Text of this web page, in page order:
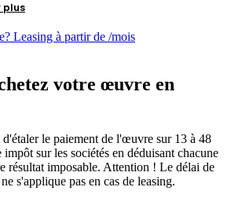
Leasing à partir de /mois
votre œuvre en
le paiement de l'œuvre sur 13 à 48
sur les sociétés en déduisant chacune
résultat imposable. Attention ! Le délai de
s'applique pas en cas de leasing.